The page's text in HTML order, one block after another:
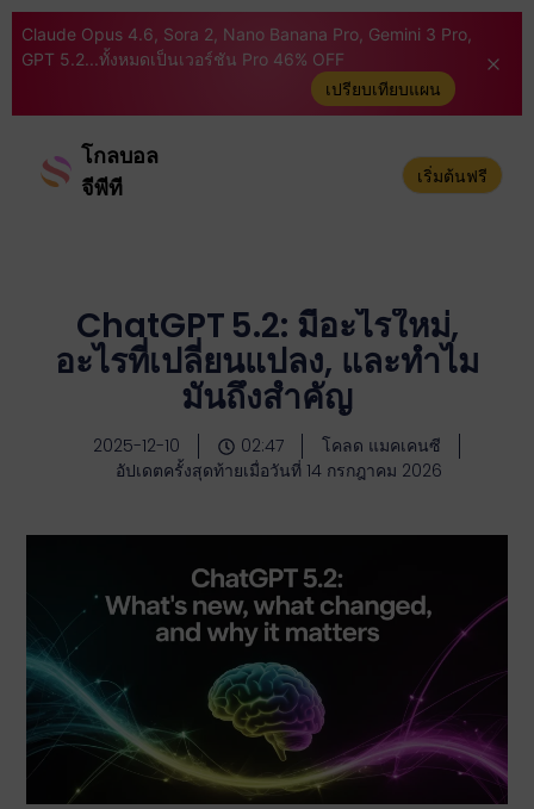
Claude Opus 4.6, Sora 2, Nano Banana Pro, Gemini 3 Pro,
GPT 5.2...ทั้งหมดเป็นเวอร์ชัน Pro 46% OFF
เปรียบเทียบแผน
โกลบอล
จีพีที
เริ่มต้นฟรี
ChatGPT 5.2: มีอะไรใหม่,
อะไรที่เปลี่ยนแปลง, และทำไม
มันถึงสำคัญ
2025-12-10 02:47
โคลด แมคเคนซี
อัปเดตครั้งสุดท้ายเมื่อวันที่ 14 กรกฎาคม 2026